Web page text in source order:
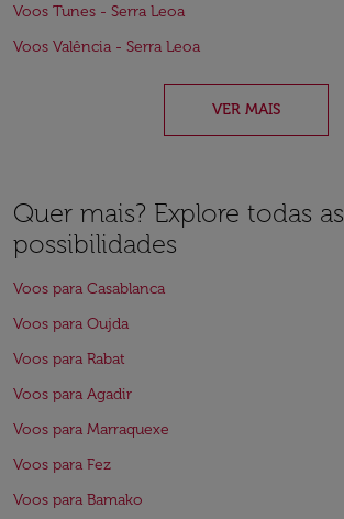
Voos Tunes - Serra Leoa
Voos Valência - Serra Leoa
VER MAIS
Quer mais? Explore todas as
possibilidades
Voos para Casablanca
Voos para Oujda
Voos para Rabat
Voos para Agadir
Voos para Marraquexe
Voos para Fez
Voos para Bamako